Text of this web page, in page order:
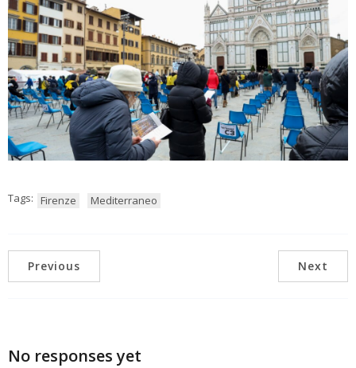
Tags: Firenze Mediterraneo
Previous Next
No responses yet